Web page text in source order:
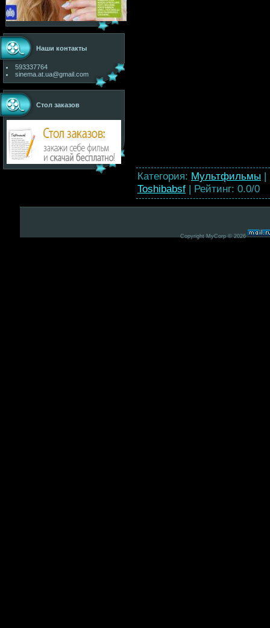
Наши контакты
593337764
sinema.at.ua@gmail.com
Стол заказов
Категория: Мультфильмы |
Toshibabsf | Рейтинг: 0.0/0
Copyright MyCorp © 2026